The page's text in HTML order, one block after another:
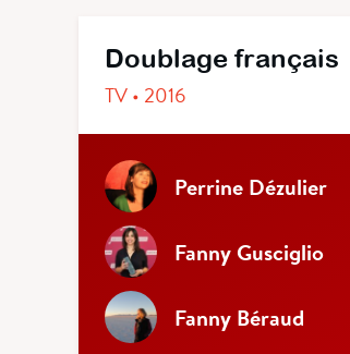
Doublage français
TV • 2016
Perrine Dézulier
Fanny Gusciglio
Fanny Béraud